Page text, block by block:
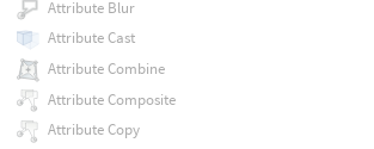
Attribute Blur
Attribute Cast
Attribute Combine
Attribute Composite
Attribute Copy